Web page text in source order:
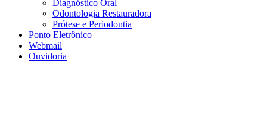
Diagnóstico Oral
Odontologia Restauradora
Prótese e Periodontia
Ponto Eletrônico
Webmail
Ouvidoria